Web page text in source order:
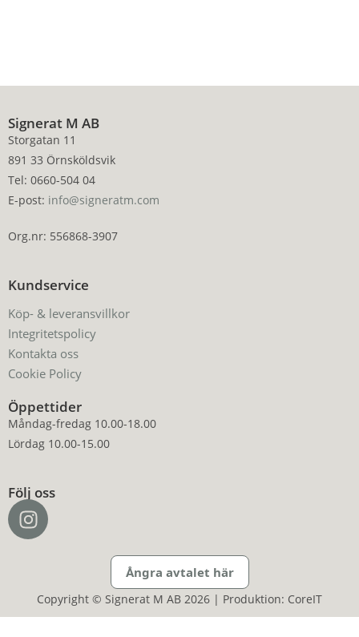
Signerat M AB
Storgatan 11
891 33 Örnsköldsvik
Tel: 0660-504 04
E-post: info@signeratm.com
Org.nr: 556868-3907
Kundservice
Köp- & leveransvillkor
Integritetspolicy
Kontakta oss
Cookie Policy
Öppettider
Måndag-fredag 10.00-18.00
Lördag 10.00-15.00
Följ oss
Ångra avtalet här
Copyright © Signerat M AB 2026 | Produktion: CoreIT